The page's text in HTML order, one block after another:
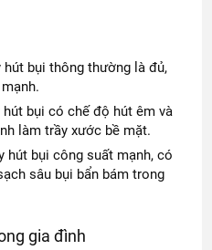
bụi thông thường là đủ,
bụi có chế độ hút êm và
làm trầy xước bề mặt.
hút bụi công suất mạnh, có
sâu bụi bẩn bám trong
gia đình